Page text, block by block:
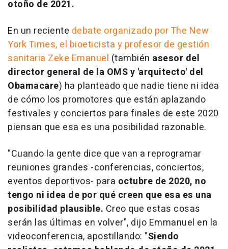
otoño de 2021.
En un reciente debate organizado por The New
York Times, el bioeticista y profesor de gestión
sanitaria Zeke Emanuel (también asesor del
director general de la OMS y 'arquitecto' del
Obamacare) ha planteado que nadie tiene ni idea
de cómo los promotores que están aplazando
festivales y conciertos para finales de este 2020
piensan que esa es una posibilidad razonable.
"Cuando la gente dice que van a reprogramar
reuniones grandes -conferencias, conciertos,
eventos deportivos- para octubre de 2020, no
tengo ni idea de por qué creen que esa es una
posibilidad plausible. Creo que estas cosas
serán las últimas en volver", dijo Emmanuel en la
videoconferencia, apostillando: "Siendo